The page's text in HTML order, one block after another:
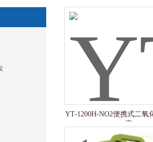
YT-1200H-NO2便携式二氧
仪